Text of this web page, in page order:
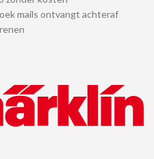
mails ontvangt achteraf